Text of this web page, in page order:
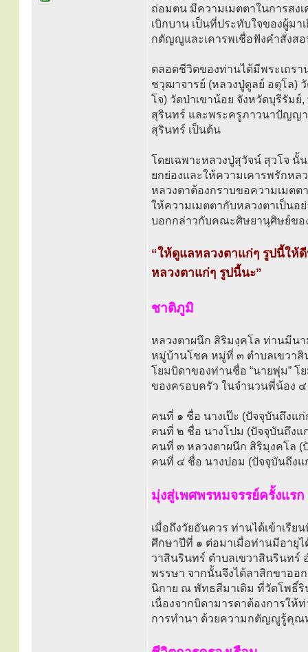
ถ่อมตน มีความเมตตาในการส
เบิกบาน เป็นที่ประทับใจของผู้ม
กตัญญูและเคารพเชื่อฟังคำสั่งส
ตลอดชีวิตของท่านได้มีพระเถรา
ชวุฒาจารย์ (หลวงปู่ดูลย์ อตุโล)
โจ) วัดป่าเขาน้อย จังหวัดบุรีรัม
สุรินทร์ และพระครูภาวนาปัญญ
สุรินทร์ เป็นต้น
โดยเฉพาะหลวงปู่สุวัจน์ สุวโจ นั้
ยกย่องและให้ความเคารพรักหล
หลวงตาต้องกราบขอความเมต
ให้ความเมตตากับหลวงตาเป็น
บอกกล่าวกับคณะศิษยานุศิษย์ขอ
“ให้ดูแลหลวงตาแก่ๆ รูปนี้ให้
หลวงตาแก่ๆ รูปนี้นะ”
ชาติภูมิ
หลวงตาผนึก สิริมงฺคโล ท่านมีนา
หมู่บ้านโชค หมู่ที่ ๓ ตำบลเขวาสิ
โยมบิดาของท่านชื่อ “นายพุ่ม” โ
ของครอบครัว ในจำนวนพี่น้อง
คนที่ ๑ ชื่อ นางเป๊ะ (ปัจจุบันถึงแ
คนที่ ๒ ชื่อ นางโปม (ปัจจุบันถึงแ
คนที่ ๓ หลวงตาผนึก สิริมฺงคโล
คนที่ ๔ ชื่อ นางปอม (ปัจจุบันถึงแ
มุ่งสู่เพศพรหมจรรย์ครั้งแรก
เมื่อถึงวัยอันควร ท่านได้เข้าเรีย
ศึกษาปีที่ ๑ ต่อมาเมื่อท่านมีอายุไ
วาสินรินทร์ ตำบลเขวาสินรินทร์
พรรษา จากนั้นจึงได้ลาสิกขาออ
นิกาย ณ พัทธสีมาเดิม ที่วัดโพธิ์ริ
เนื่องจากบิดามารดาต้องการให้
การทำนา ด้วยความกตัญญูรู้คุณ